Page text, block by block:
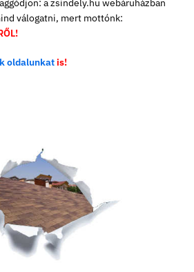
a zsindely.hu webáruházban
válogatni, mert mottónk:
oldalunkat is!